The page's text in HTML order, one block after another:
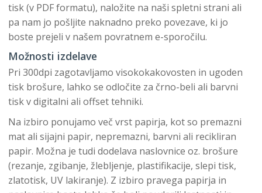
tisk (v PDF formatu), naložite na naši spletni strani ali
pa nam jo pošljite naknadno preko povezave, ki jo
boste prejeli v našem povratnem e-sporočilu.
Možnosti izdelave
Pri 300dpi zagotavljamo visokokakovosten in ugoden
tisk brošure, lahko se odločite za črno-beli ali barvni
tisk v digitalni ali offset tehniki.
Na izbiro ponujamo več vrst papirja, kot so premazni
mat ali sijajni papir, nepremazni, barvni ali recikliran
papir. Možna je tudi dodelava naslovnice oz. brošure
(rezanje, zgibanje, žlebljenje, plastifikacije, slepi tisk,
zlatotisk, UV lakiranje). Z izbiro pravega papirja in